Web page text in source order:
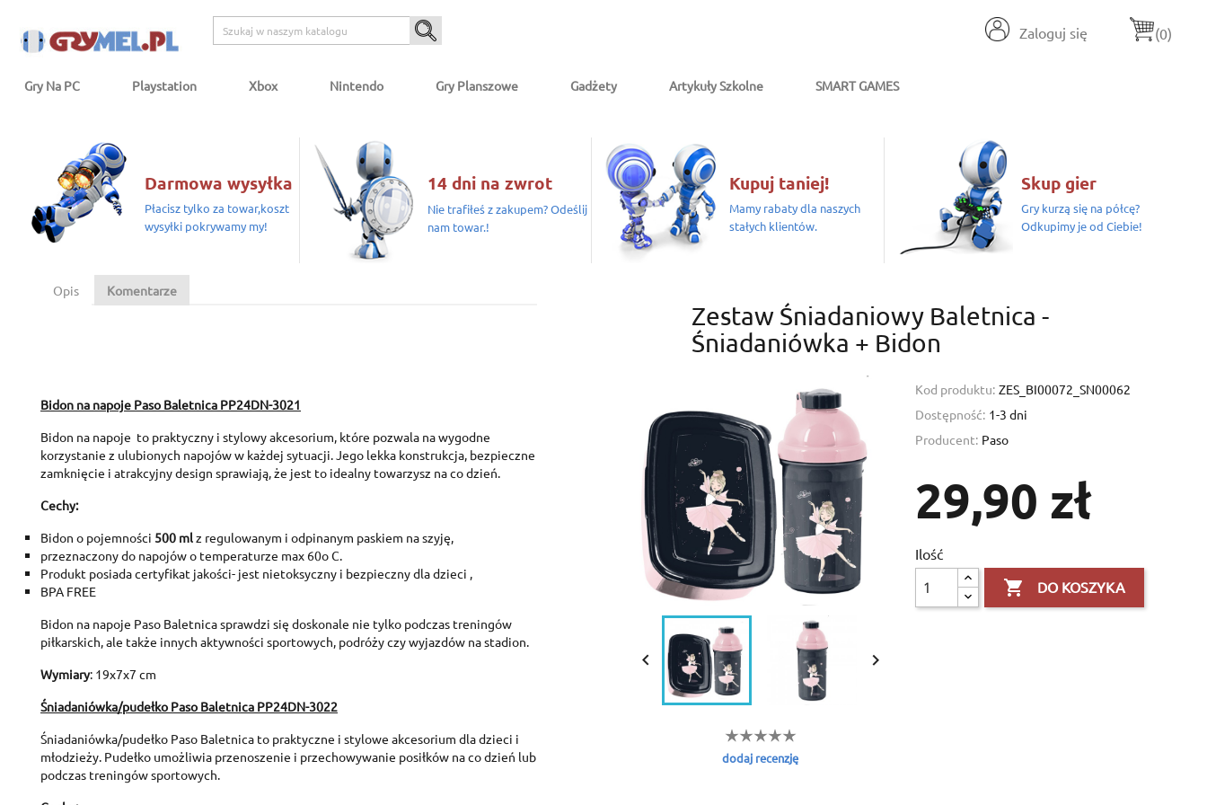
Zaloguj się (0)
Gry Na PC Playstation Xbox Nintendo Gry Planszowe Gadżety Artykuły Szkolne SMART GAMES
Darmowa wysyłka
Płacisz tylko za towar,koszt
wysyłki pokrywamy my!
14 dni na zwrot
Nie trafiłeś z zakupem? Odeślij
nam towar.!
Kupuj taniej!
Mamy rabaty dla naszych
stałych klientów.
Skup gier
Gry kurzą się na półcę?
Odkupimy je od Ciebie!
Opis Komentarze
Bidon na napoje Paso Baletnica PP24DN-3021
Bidon na napoje to praktyczny i stylowy akcesorium, które pozwala na wygodne
korzystanie z ulubionych napojów w każdej sytuacji. Jego lekka konstrukcja, bezpieczne
zamknięcie i atrakcyjny design sprawiają, że jest to idealny towarzysz na co dzień.
Cechy:
Bidon o pojemności 500 mlz regulowanym i odpinanym paskiem na szyję,
przeznaczony do napojów o temperaturze max 60o C.
Produkt posiada certyfikat jakości- jest nietoksyczny i bezpieczny dla dzieci ,
BPA FREE
Bidon na napoje Paso Baletnica sprawdzi się doskonale nie tylko podczas treningów
piłkarskich, ale także innych aktywności sportowych, podróży czy wyjazdów na stadion.
Wymiary: 19x7x7 cm
Śniadaniówka/pudełko Paso Baletnica PP24DN-3022
Śniadaniówka/pudełko Paso Baletnica to praktyczne i stylowe akcesorium dla dzieci i
młodzieży. Pudełko umożliwia przenoszenie i przechowywanie posiłków na co dzień lub
podczas treningów sportowych.
Zestaw Śniadaniowy Baletnica -
Śniadaniówka + Bidon
 
dodaj recenzję
Kod produktu: ZES_BI00072_SN00062
Dostępność: 1-3 dni
Producent: Paso
29,90 zł
Ilość
 DO KOSZYKA